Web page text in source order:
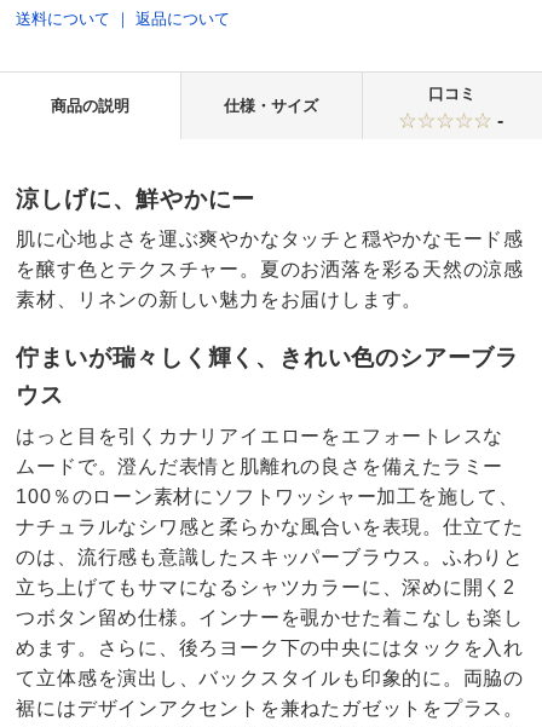
送料について ｜返品について
商品の説明 仕様・サイズ
口コミ
-
涼しげに、鮮やかにー
肌に心地よさを運ぶ爽やかなタッチと穏やかなモード感
を醸す色とテクスチャー。夏のお洒落を彩る天然の涼感
素材、リネンの新しい魅力をお届けします。
佇まいが瑞々しく輝く、きれい色のシアーブラ
ウス
はっと目を引くカナリアイエローをエフォートレスな
ムードで。澄んだ表情と肌離れの良さを備えたラミー
100％のローン素材にソフトワッシャー加工を施して、
ナチュラルなシワ感と柔らかな風合いを表現。仕立てた
のは、流行感も意識したスキッパーブラウス。ふわりと
立ち上げてもサマになるシャツカラーに、深めに開く2
つボタン留め仕様。インナーを覗かせた着こなしも楽し
めます。さらに、後ろヨーク下の中央にはタックを入れ
て立体感を演出し、バックスタイルも印象的に。両脇の
裾にはデザインアクセントを兼ねたガゼットをプラス。